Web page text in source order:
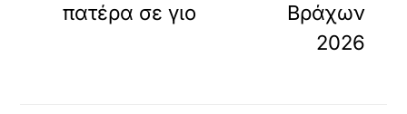
πατέρα σε γιο
Βράχων
2026